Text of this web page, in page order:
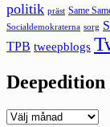
politik präst Same
Socialdemokraterna sorg
TPB tweepblogs
Deepedition